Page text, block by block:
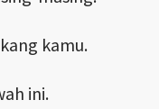
kamu.
ini.